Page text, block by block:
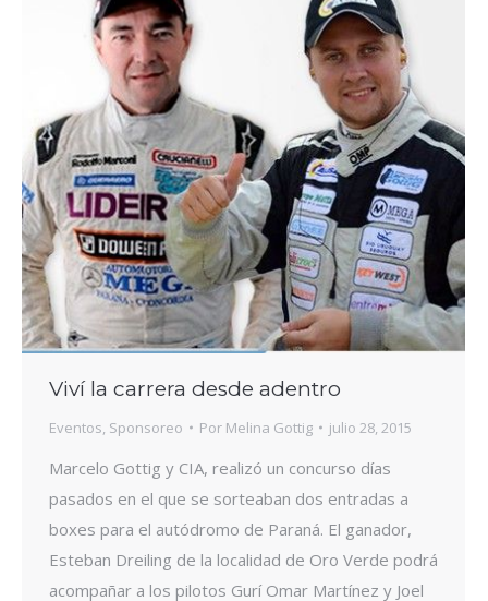
Viví la carrera desde adentro
Eventos Sponsoreo Por Melina Gottig julio 28, 2015
Marcelo Gottig y CIA, realizó un concurso días
pasados en el que se sorteaban dos entradas a
boxes para el autódromo de Paraná. El ganador,
Esteban Dreiling de la localidad de Oro Verde podrá
acompañar a los pilotos Gurí Omar Martínez y Joel